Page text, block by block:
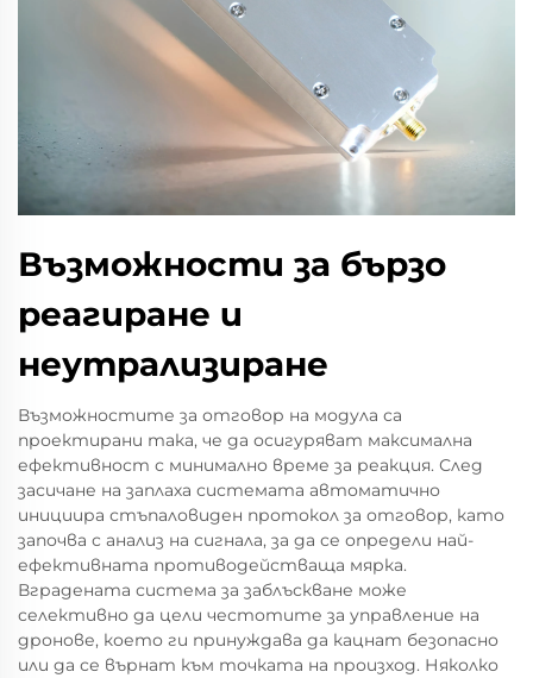
Възможности за бързо
реагиране и
неутрализиране
Възможностите за отговор на модула са
проектирани така, че да осигуряват максимална
ефективност с минимално време за реакция. След
засичане на заплаха системата автоматично
инициира стъпаловиден протокол за отговор, като
започва с анализ на сигнала, за да се определи най-
ефективната противодействаща мярка.
Вградената система за заблъскване може
селективно да цели честотите за управление на
дронове, което ги принуждава да кацнат безопасно
или да се върнат към точката на произход. Няколко